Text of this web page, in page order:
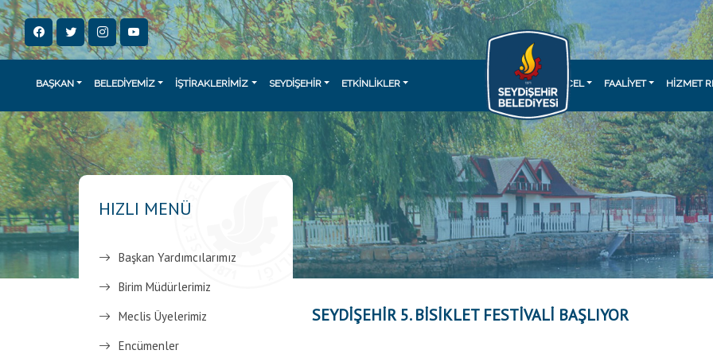
BAŞKAN BELEDİYEMİZ İŞTİRAKLERİMİZ SEYDİŞEHİR ETKINLIKLER GÜNCEL FAALİYET HİZMET
HIZLI MENÜ
Başkan Yardımcılarımız
Birim Müdürlerimiz
Meclis Üyelerimiz
Encümenler
SEYDİŞEHİR 5. BİSİKLET FESTİVALİ BAŞLIYOR